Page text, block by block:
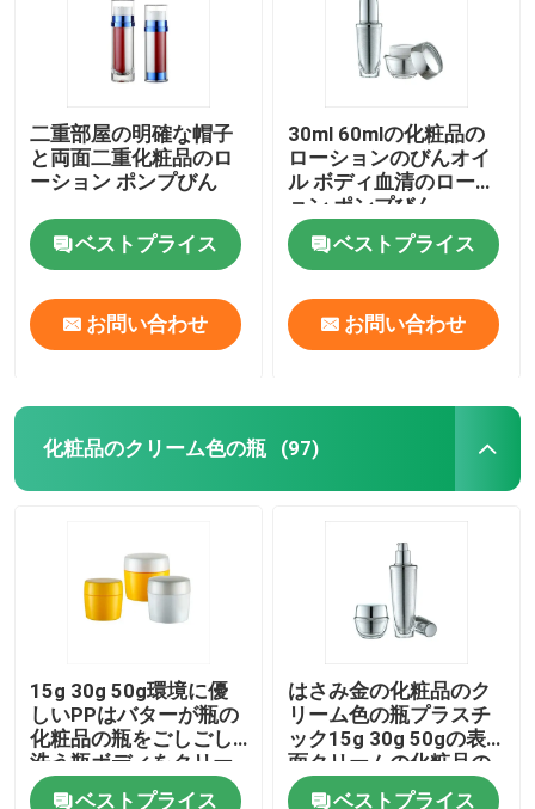
二重部屋の明確な帽子
と両面二重化粧品のロ
ーション ポンプびん
ベストプライス
お問い合わせ
30ml 60mlの化粧品の
ローションのびんオイ
ル ボディ血清のローシ
ョン ポンプびん
ベストプライス
お問い合わせ
化粧品のクリーム色の瓶 (97)
15g 30g 50g環境に優
しいPPはバターが瓶の
化粧品の瓶をごしごし
洗う瓶ボディをクリー
ム状にする
ベストプライス
はさみ金の化粧品のク
リーム色の瓶プラスチ
ック15g 30g 50gの表
面クリームの化粧品の
瓶
ベストプライス